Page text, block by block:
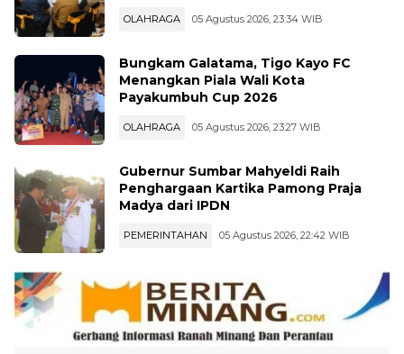
OLAHRAGA 05 Agustus 2026, 23:34 WIB
Bungkam Galatama, Tigo Kayo FC
Menangkan Piala Wali Kota
Payakumbuh Cup 2026
OLAHRAGA 05 Agustus 2026, 23:27 WIB
Gubernur Sumbar Mahyeldi Raih
Penghargaan Kartika Pamong Praja
Madya dari IPDN
PEMERINTAHAN 05 Agustus 2026, 22:42 WIB